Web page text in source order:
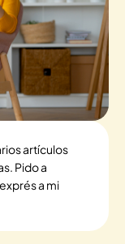
artículos
Pido a
a mi